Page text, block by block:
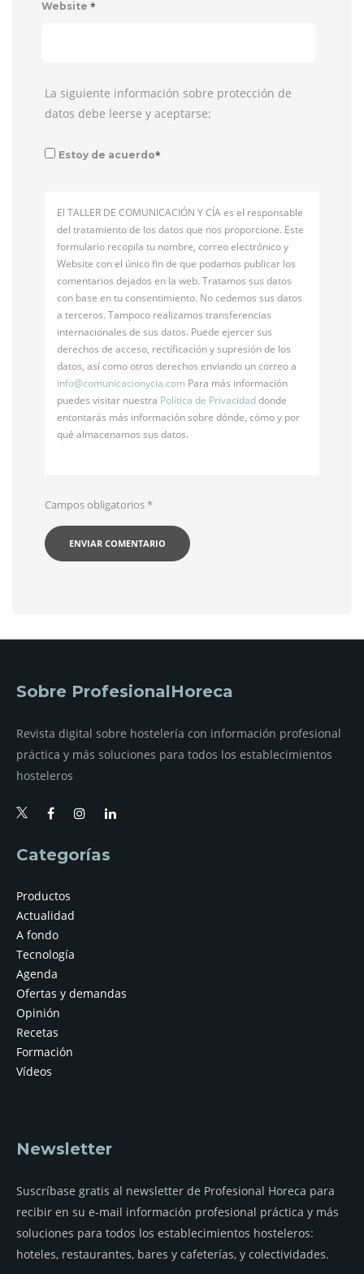
Website *
La siguiente información sobre protección de
datos debe leerse y aceptarse:
Estoy de acuerdo*
El TALLER DE COMUNICACIÓN Y CÍA es el responsable
del tratamiento de los datos que nos proporcione. Este
formulario recopila tu nombre, correo electrónico y
Website con el único fin de que podamos publicar los
comentarios dejados en la web. Tratamos sus datos
con base en tu consentimiento. No cedemos sus datos
a terceros. Tampoco realizamos transferencias
internacionales de sus datos. Puede ejercer sus
derechos de acceso, rectificación y supresión de los
datos, así como otros derechos enviando un correo a
info@comunicacionycia.com Para más información
puedes visitar nuestra Política de Privacidaddonde
entontarás más información sobre dónde, cómo y por
qué almacenamos sus datos.
Campos obligatorios*
Sobre ProfesionalHoreca
Revista digital sobre hostelería con información profesional
práctica y más soluciones para todos los establecimientos
hosteleros
Categorías
Productos
Actualidad
A fondo
Tecnología
Agenda
Ofertas y demandas
Opinión
Recetas
Formación
Vídeos
Newsletter
Suscríbase gratis al newsletter de Profesional Horeca para
recibir en su e-mail información profesional práctica y más
soluciones para todos los establecimientos hosteleros:
hoteles, restaurantes, bares y cafeterías, y colectividades.